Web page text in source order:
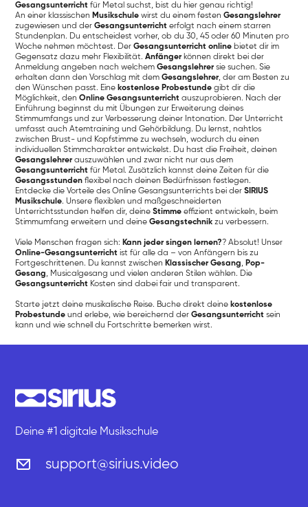
Gesangsunterricht für Metal suchst, bist du hier genau richtig!
An einer klassischen Musikschule wirst du einem festenGesangslehrer
zugewiesen und derGesangsunterricht erfolgt nach einem starren
Stundenplan. Du entscheidest vorher, ob du 30, 45 oder 60 Minuten pro
Woche nehmen möchtest. DerGesangsunterricht online bietet dir im
Gegensatz dazu mehr Flexibilität.Anfänger können direkt bei der
Anmeldung angeben nach welchemGesangslehrer sie suchen. Sie
erhalten dann den Vorschlag mit demGesangslehrer, der am Besten zu
den Wünschen passt. Eine kostenlose Probestunde gibt dir die
Möglichkeit, denOnline Gesangsunterricht auszuprobieren. Nach der
Einführung beginnst du mit Übungen zur Erweiterung deines
Stimmumfangs und zur Verbesserung deiner Intonation. Der Unterricht
umfasst auch Atemtraining und Gehörbildung. Du lernst, nahtlos
zwischen Brust- und Kopfstimme zu wechseln, wodurch du einen
individuellen Stimmcharakter entwickelst. Du hast die Freiheit, deinen
Gesangslehrer auszuwählen und zwar nicht nur aus dem
Gesangsunterricht für Metal. Zusätzlich kannst deine Zeiten für die
Gesangsstunden flexibel nach deinen Bedürfnissen festlegen.
Entdecke die Vorteile des Online Gesangsunterrichts bei derSIRIUS
Musikschule. Unsere flexiblen und maßgeschneiderten
Unterrichtsstunden helfen dir, deineStimme effizient entwickeln, beim
Stimmumfang erweitern und deineGesangstechnik zu verbessern.
Viele Menschen fragen sich: Kann jeder singen lernen?? Absolut! Unser
Online-Gesangsunterricht ist für alle da – von Anfängern bis zu
Fortgeschrittenen. Du kannst zwischen Klassischer Gesang, Pop-
Gesang, Musicalgesang und vielen anderen Stilen wählen. Die
Gesangsunterricht Kosten sind dabei fair und transparent.
Starte jetzt deine musikalische Reise. Buche direkt deine kostenlose
Probestunde und erlebe, wie bereichernd derGesangsunterricht sein
kann und wie schnell du Fortschritte bemerken wirst.
Deine #1 digitale Musikschule
support@sirius.video